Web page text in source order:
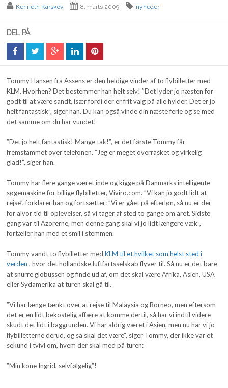
Kenneth Karskov 8. marts 2009 nyheder
DEL PÅ
Tommy Hansen fra Assens er den heldige vinder af to flybilletter med
KLM. Hvorhen? Det bestemmer han helt selv! ”Det lyder jo næsten for
godt til at være sandt, især fordi der er frit valg på alle hylder. Det er jo
helt fantastisk”, siger han. Du kan også vinde din næste ferie og se med
det samme om du har vundet!
”Det jo helt fantastisk! Mange tak!”, er det første Tommy får
fremstammet over telefonen. ”Jeg er meget overrasket og virkelig
glad!”, siger han.
Tommy har flere gange været inde og kigge på Danmarks intelligente
søgemaskine for billige flybilletter, Viviro.com. ”Vi kan jo godt lidt at
rejse”, forklarer han og fortsætter: ”Vi er gået på efterløn, så nu er der
for alvor tid til oplevelser, så vi tager af sted to gange om året. Sidste
gang var til Azorerne, men denne gang skal vi jo lidt længere væk”,
fortæller han med et smil i stemmen.
Tommy vandt to flybilletter medKLM til et hvilket som helst sted i
verden , hvor det hollandske luftfartsselskab flyver til. Så nu er det bare
at snurre globussen og finde ud af, om det skal være Afrika, Asien, USA
eller Sydamerika at turen skal gå til.
”Vi har længe tænkt over at rejse til Malaysia og Borneo, men eftersom
det er en lidt bekostelig affære at komme dertil, så har vi indtil videre
skudt det lidt i baggrunden. Vi har aldrig været i Asien, men nu har vi jo
flybilletterne derud, og så skal det være”, siger Tommy, der ikke var et
sekund i tvivl om, hvem der skal med på turen:
”Min kone Ingrid, selvfølgelig”!